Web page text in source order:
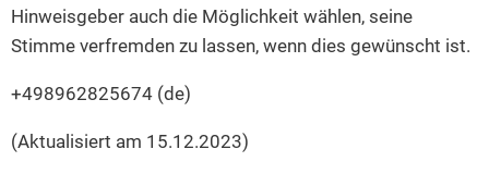
Hinweisgeber auch die Möglichkeit wählen, seine
Stimme verfremden zu lassen, wenn dies gewünscht ist.
+498962825674 (de)
(Aktualisiert am 15.12.2023)